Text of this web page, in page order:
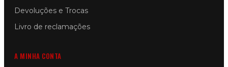
Devoluções e Trocas
Livro de reclamações
A MINHA CONTA